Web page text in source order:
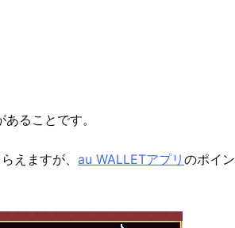
ることです。
えますが、 au WALLETアプリ のポイン